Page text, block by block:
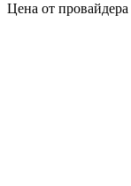
Цена от провайдера